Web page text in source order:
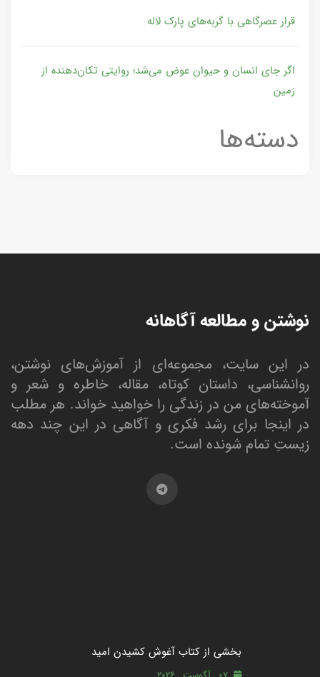
قرار عصرگاهی با گربه‌های پارک لاله
اگر جای انسان و حیوان عوض می‌شد؛ روایتی تکان‌دهنده از
زمین
دسته‌ها
نوشتن و مطالعه آگاهانه
در این سایت، مجموعه‌ای از آموزش‌های نوشتن،
روانشناسی، داستان کوتاه، مقاله، خاطره و شعر و
آموخته‌های من در زندگی را خواهید خواند. هر مطلب
در اینجا برای رشد فکری و آگاهی در این چند دهه
زیستِ تمام شونده است.
بخشی از کتاب آغوش کشیدن امید